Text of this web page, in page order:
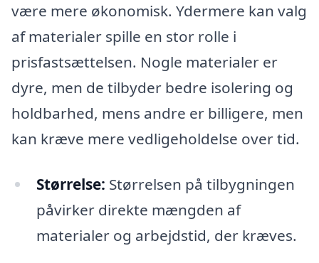
være mere økonomisk. Ydermere kan valg
af materialer spille en stor rolle i
prisfastsættelsen. Nogle materialer er
dyre, men de tilbyder bedre isolering og
holdbarhed, mens andre er billigere, men
kan kræve mere vedligeholdelse over tid.
Størrelse: Størrelsen på tilbygningen
påvirker direkte mængden af
materialer og arbejdstid, der kræves.